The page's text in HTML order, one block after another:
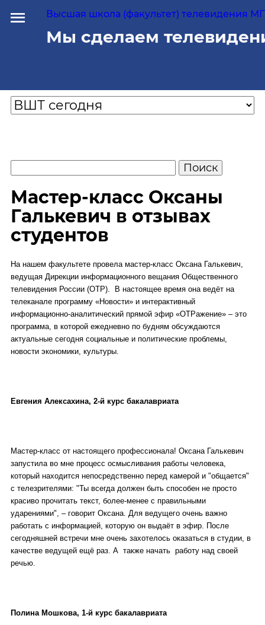
Высшая школа (факультет) телевидения
Мы сделаем
Мастер-класс Оксаны
Галькевич в отзывах
студентов
На нашем факультете провела мастер-класс Оксана Галькевич,
ведущая Дирекции информационного вещания Общественного
телевидения России (ОТР). В настоящее время она ведёт на
телеканале программу «Новости» и интерактивный
информационно-аналитический прямой эфир «ОТРажение» – это
программа, в которой ежедневно по будням обсуждаются
актуальные сегодня социальные и политические проблемы,
новости экономики, культуры.
Евгения Алексахина, 2-й курс бакалавриата
Мастер-класс от настоящего профессионала! Оксана Галькевич
запустила во мне процесс осмысливания работы человека,
который находится непосредственно перед камерой и "общается"
с телезрителями: "Ты всегда должен быть способен не просто
красиво прочитать текст, более-менее с правильными
ударениями", – говорит Оксана. Для ведущего очень важно
работать с информацией, которую он выдаёт в эфир. После
сегодняшней встречи мне очень захотелось оказаться в студии, в
качестве ведущей ещё раз. А также начать работу над своей
речью.
Полина Мошкова, 1-й курс бакалавриата